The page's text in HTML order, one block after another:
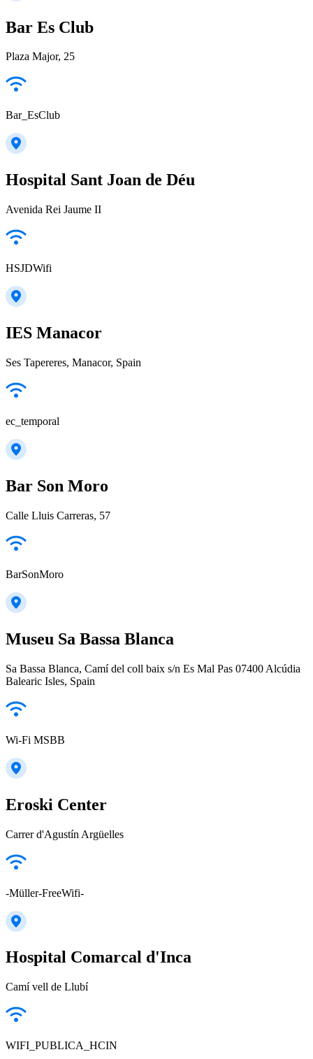
Bar Es Club
Plaza Major, 25
Bar_EsClub
Hospital Sant Joan de Déu
Avenida Rei Jaume II
HSJDWifi
IES Manacor
Ses Tapereres, Manacor, Spain
ec_temporal
Bar Son Moro
Calle Lluis Carreras, 57
BarSonMoro
Museu Sa Bassa Blanca
Sa Bassa Blanca, Camí del coll baix s/n Es Mal Pas 07400 Alcúdia
Balearic Isles, Spain
Wi-Fi MSBB
Eroski Center
Carrer d'Agustín Argüelles
-Müller-FreeWifi-
Hospital Comarcal d'Inca
Camí vell de Llubí
WIFI_PUBLICA_HCIN